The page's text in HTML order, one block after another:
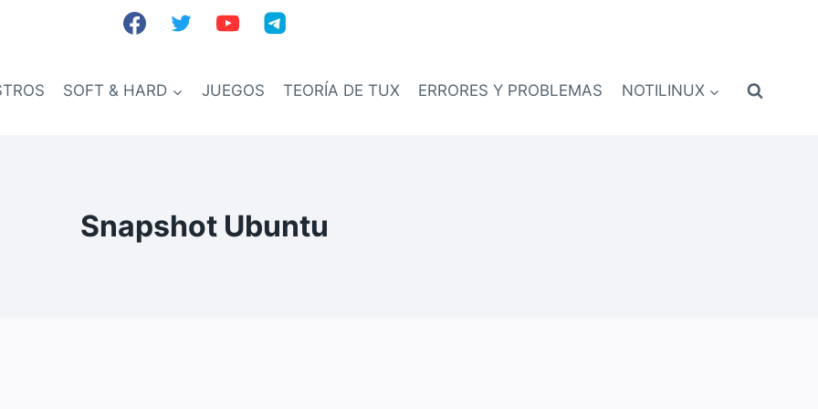
SOFT & HARD JUEGOS TEORÍA DE TUX ERRORES Y PROBLEMAS NOTILINUX
Snapshot Ubuntu